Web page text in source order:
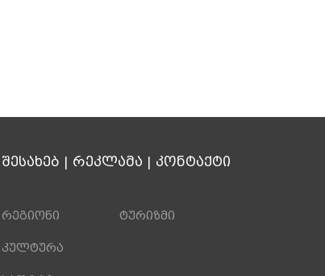
| რეკლამა | კონტაქტი
რეგიონი
კულტურა
ტურიზმი